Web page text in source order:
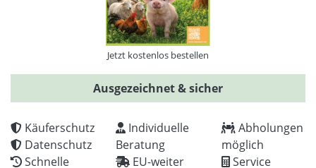
Jetzt kostenlos bestellen
Ausgezeichnet & sicher
Käuferschutz
Datenschutz
Schnelle
Individuelle
Beratung
EU-weiter
Abholungen
möglich
Service